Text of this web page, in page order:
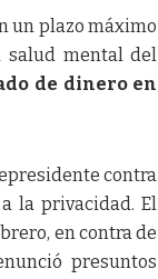
un plazo máximo
salud mental del
de dinero en
contra
la privacidad. El
en contra de
presuntos